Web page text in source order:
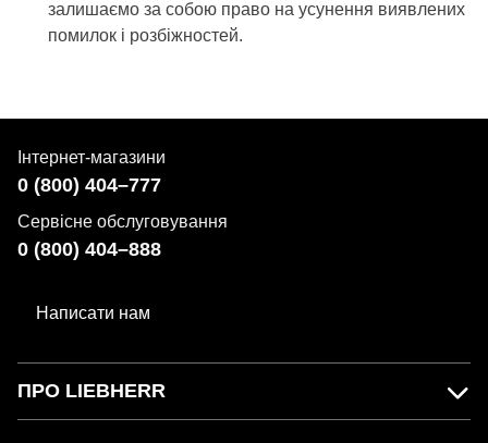
залишаємо за собою право на усунення виявлених
помилок і розбіжностей.
Інтернет-магазини
0 (800) 404–777
Сервісне обслуговування
0 (800) 404–888
Написати нам
ПРО LIEBHERR